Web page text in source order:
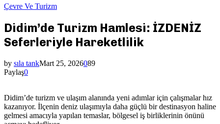
Çevre Ve Turizm
Didim’de Turizm Hamlesi: İZDENİZ
Seferleriyle Hareketlilik
by sıla tankMart 25, 2026089
Paylaş0
Didim’de turizm ve ulaşım alanında yeni adımlar için çalışmalar hız
kazanıyor. İlçenin deniz ulaşımıyla daha güçlü bir destinasyon haline
gelmesi amacıyla yapılan temaslar, bölgesel iş birliklerinin önünü